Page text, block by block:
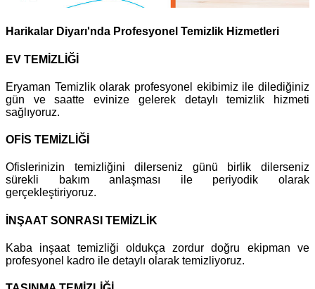
Harikalar Diyarı'nda Profesyonel Temizlik Hizmetleri
EV TEMİZLİĞİ
Eryaman Temizlik olarak profesyonel ekibimiz ile dilediğiniz
gün ve saatte evinize gelerek detaylı temizlik hizmeti
sağlıyoruz.
OFİS TEMİZLİĞİ
Ofislerinizin temizliğini dilerseniz günü birlik dilerseniz
sürekli bakım anlaşması ile periyodik olarak
gerçekleştiriyoruz.
İNŞAAT SONRASI TEMİZLİK
Kaba inşaat temizliği oldukça zordur doğru ekipman ve
profesyonel kadro ile detaylı olarak temizliyoruz.